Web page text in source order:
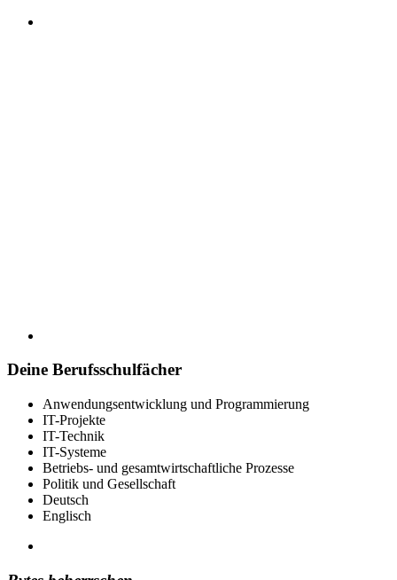
Deine Berufsschulfächer
Anwendungsentwicklung und Programmierung
IT-Projekte
IT-Technik
IT-Systeme
Betriebs- und gesamtwirtschaftliche Prozesse
Politik und Gesellschaft
Deutsch
Englisch